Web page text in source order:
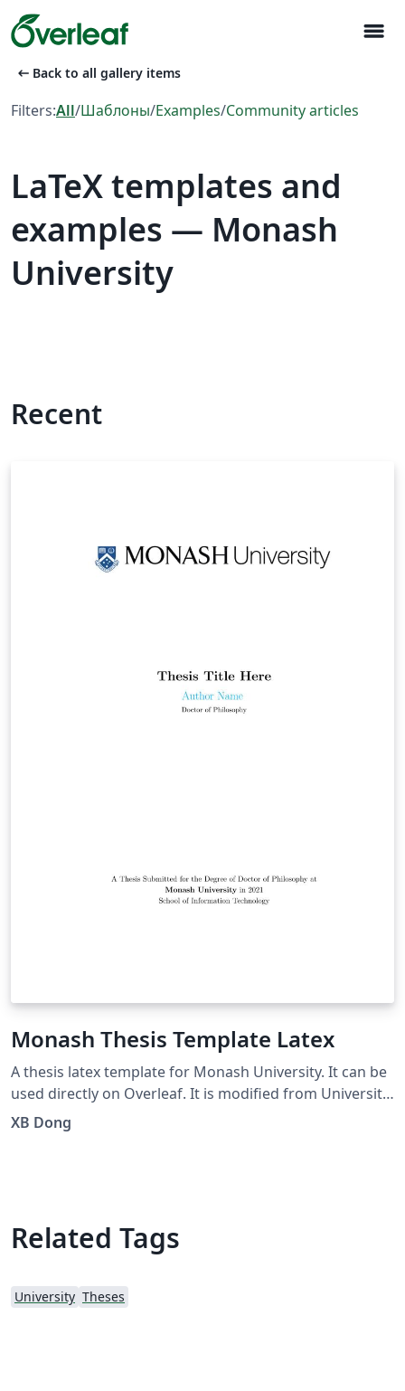
menu
arrow_left_alt Back to all gallery items
Filters:All/Шаблоны/Examples/Community articles
LaTeX templates and
examples — Monash
University
Recent
Monash Thesis Template Latex
A thesis latex template for Monash University. It can be
used directly on Overleaf. It is modified from University
of Melbourne's template, and satisfy the requirement
of Monash University.2021/06/12 You can pull source
XB Dong
Related Tags
University Theses